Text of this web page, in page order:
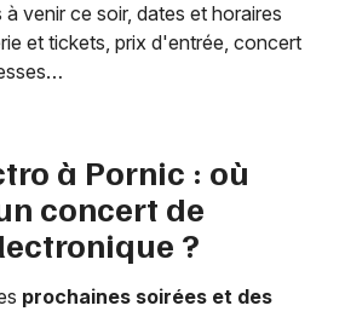
venir ce soir, dates et horaires
et tickets, prix d'entrée, concert
à Pornic : où
concert de
?
prochaines soirées et des